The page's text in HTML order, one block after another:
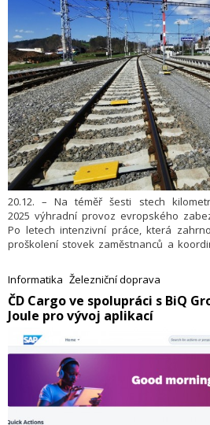
20.12. – Na téměř šesti stech
2025 výhradní provoz evropského
Po letech intenzivní práce, která
proškolení stovek zaměstnanců a
vyšší bezpečnosti dopravy umožní
vlaků. V tiskové zprávě to uvedla to Správa
Informatika Železniční doprava
ČD Cargo ve spolupráci s BiQ
Joule pro vývoj aplikací